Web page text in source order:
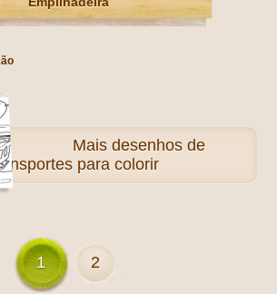
Mais desenhos de
para colorir
1 2